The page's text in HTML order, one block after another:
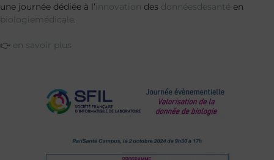
une journée dédiée à l’ innovation des donnéesdesanté en
biologiemédicale.
👉 en savoir plus